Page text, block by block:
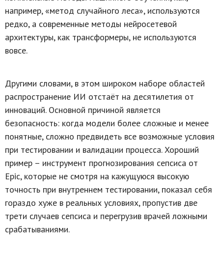
например, «метод случайного леса», используются
редко, а современные методы нейросетевой
архитектуры, как трансформеры, не используются
вовсе.
Другими словами, в этом широком наборе областей
распространение ИИ отстаёт на десятилетия от
инноваций. Основной причиной является
безопасность: когда модели более сложные и менее
понятные, сложно предвидеть все возможные условия
при тестировании и валидации процесса. Хороший
пример – инструмент прогнозирования сепсиса от
Epic, которые не смотря на кажущуюся высокую
точность при внутреннем тестировании, показал себя
гораздо хуже в реальных условиях, пропустив две
трети случаев сепсиса и перегрузив врачей ложными
срабатываниями.